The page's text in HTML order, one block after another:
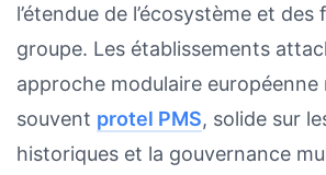
l’étendue de l’écosystème et
groupe. Les établissements
approche modulaire européenne
souvent protel PMS, solide sur
historiques et la gouvernance